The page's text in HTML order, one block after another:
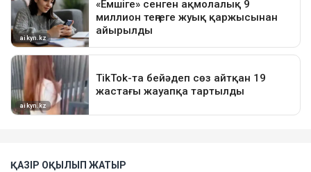
ҚАЗІР ОҚЫЛЫП ЖАТЫР